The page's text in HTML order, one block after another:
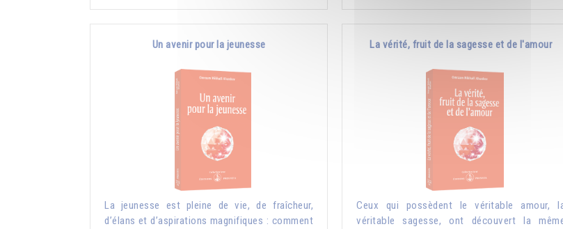
Un avenir pour la jeunesse
La jeunesse est pleine de vie, de fraîcheur,
d’élans et d’aspirations magnifiques : comment
La vérité, fruit de la sagesse et de l'amour
Ceux qui possèdent le véritable amour,
véritable sagesse, ont découvert la